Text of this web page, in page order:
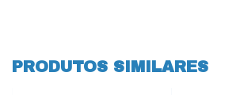
PRODUTOS SIMILARES